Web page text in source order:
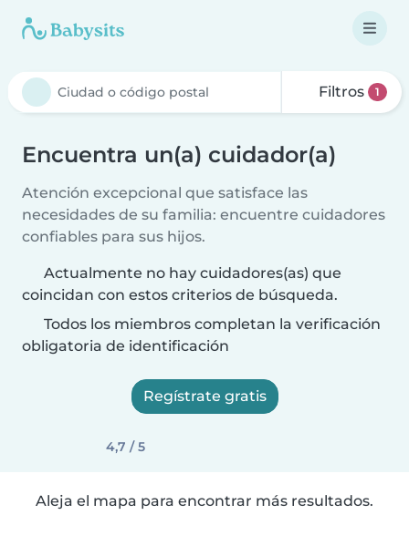
Filtros 1
Encuentra un(a) cuidador(a)
Atención excepcional que satisface las
necesidades de su familia: encuentre cuidadores
confiables para sus hijos.
Actualmente no hay cuidadores(as) que
coincidan con estos criterios de búsqueda.
Todos los miembros completan la verificación
obligatoria de identificación
Regístrate gratis
4,7 / 5
Aleja el mapa para encontrar más resultados.